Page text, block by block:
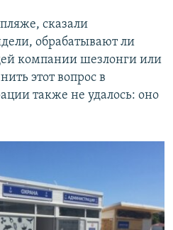
сказали
обрабатывают ли
компании шезлонги или
этот вопрос в
также не удалось: оно